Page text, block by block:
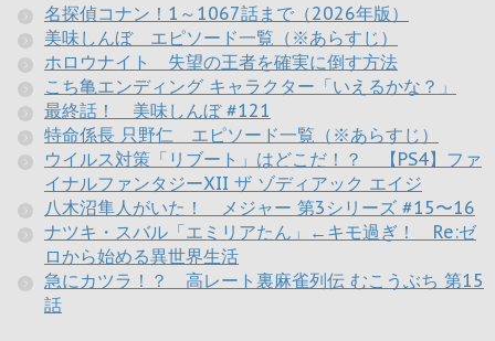
名探偵コナン！1～1067話まで（2026年版）
美味しんぼ エピソード一覧（※あらすじ）
ホロウナイト 失望の王者を確実に倒す方法
こち亀エンディング キャラクター「いえるかな？」
最終話！ 美味しんぼ #121
特命係長 只野仁 エピソード一覧（※あらすじ）
ウイルス対策「リブート」はどこだ！？ 【PS4】ファ
イナルファンタジーXII ザ ゾディアック エイジ
八木沼隼人がいた！ メジャー 第3シリーズ #15〜16
ナツキ・スバル「エミリアたん」←キモ過ぎ！ Re:ゼ
ロから始める異世界生活
急にカツラ！？ 高レート裏麻雀列伝 むこうぶち 第15
話